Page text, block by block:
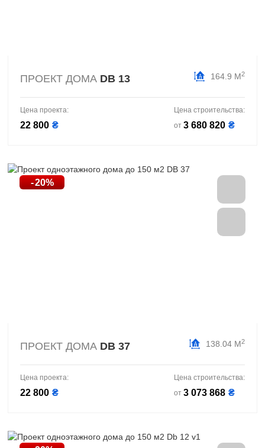
ПРОЕКТ ДОМА DB 13 164.9 М2
Цена проекта:
22 800 ₴
Цена строительства:
от 3 680 820 ₴
ПРОЕКТ ДОМА DB 37 138.04 М2
Цена проекта:
22 800 ₴
Цена строительства:
от 3 073 868 ₴